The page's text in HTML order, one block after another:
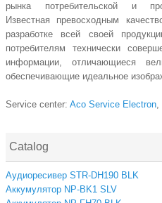
рынка потребительской и
Известная превосходным
разработке всей своей
потребителям технически
информации, отличающиеся
обеспечивающие идеальное
Service center: Aco Service Electron,
Catalog
Аудиоресивер STR-DH190 BLK
Аккумулятор NP-BK1 SLV